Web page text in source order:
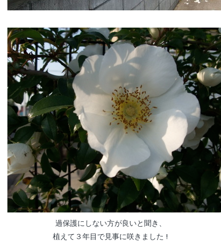
過保護にしない方が良いと聞き、
植えて３年目で見事に咲きました !